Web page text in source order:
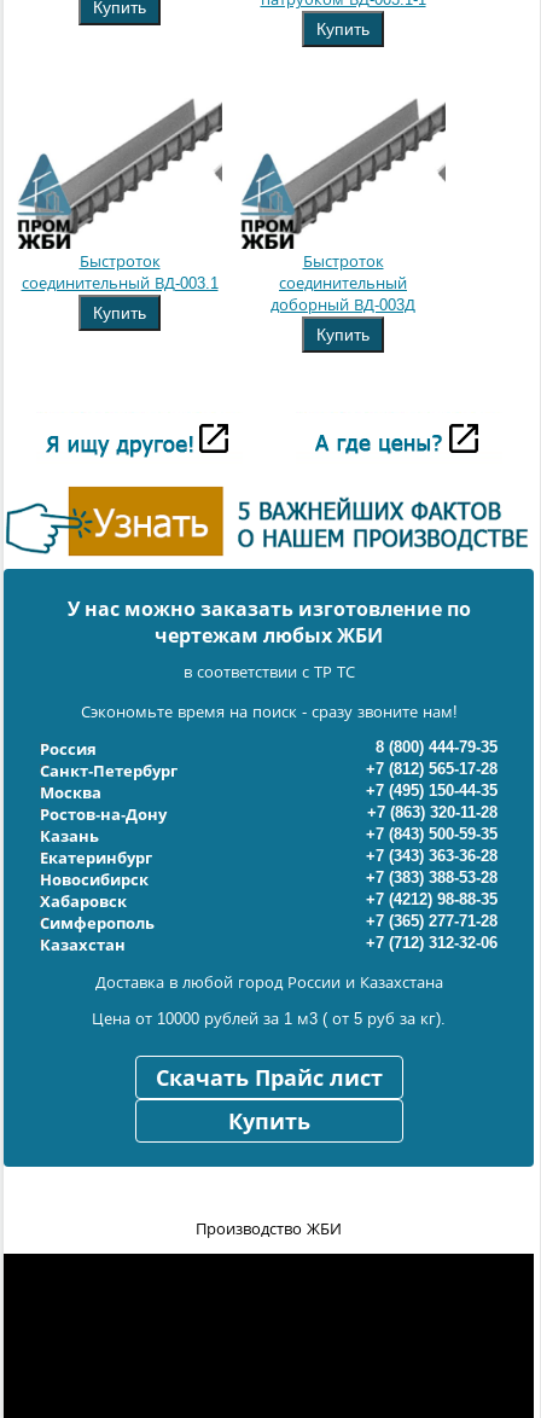
Купить
Купить
Быстроток
соединительный ВД-003.1
Купить
Быстроток
соединительный
доборный ВД-003Д
Купить
У нас можно заказать изготовление по
чертежам любых ЖБИ
в соответствии с ТР ТС
Сэкономьте время на поиск - сразу звоните нам!
Россия
8 (800) 444-79-35
Санкт-Петербург
+7 (812) 565-17-28
Москва
+7 (495) 150-44-35
Ростов-на-Дону
+7 (863) 320-11-28
Казань
+7 (843) 500-59-35
Екатеринбург
+7 (343) 363-36-28
Новосибирск
+7 (383) 388-53-28
Хабаровск
+7 (4212) 98-88-35
Симферополь
+7 (365) 277-71-28
Казахстан
+7 (712) 312-32-06
Доставка в любой город России и Казахстана
Цена от 10000 рублей за 1 м3 ( от 5 руб за кг).
Скачать Прайс лист
Купить
Производство ЖБИ